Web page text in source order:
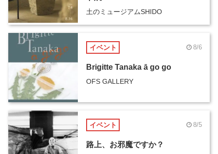
土のミュージアムSHIDO
イベント 8/6
Brigitte Tanaka ā go go
OFS GALLERY
イベント 8/5
路上、お邪魔ですか？